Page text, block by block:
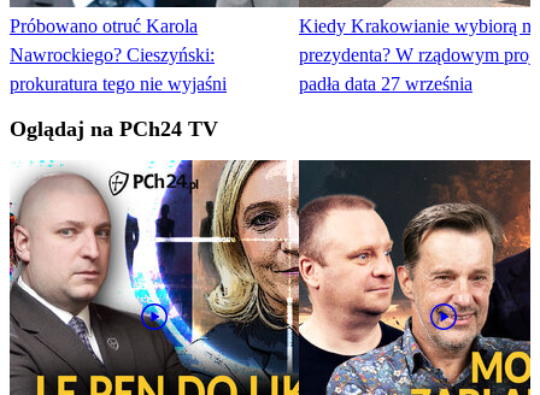
Próbowano otruć Karola
Nawrockiego? Cieszyński:
prokuratura tego nie wyjaśni
Kiedy Krakowianie wybiorą
prezydenta? W rządowym
padła data 27 września
Oglądaj na PCh24 TV